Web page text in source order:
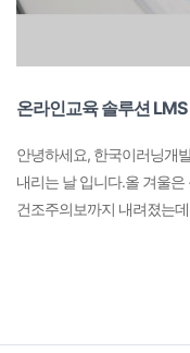
온라인교육 솔루션
안녕하세요, 한국이러닝개
내리는 날 입니다.올 겨울
건조주의보까지 내려졌는